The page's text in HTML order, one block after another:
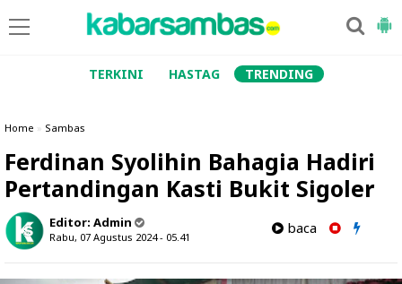
TERKINI HASTAG TRENDING
Home » Sambas
Ferdinan Syolihin Bahagia Hadiri
Pertandingan Kasti Bukit Sigoler
Editor: Admin
Rabu, 07 Agustus 2024 - 05.41
baca